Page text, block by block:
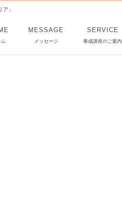
」
ム
MESSAGE
メッセージ
SERVICE
養成講座のご案内